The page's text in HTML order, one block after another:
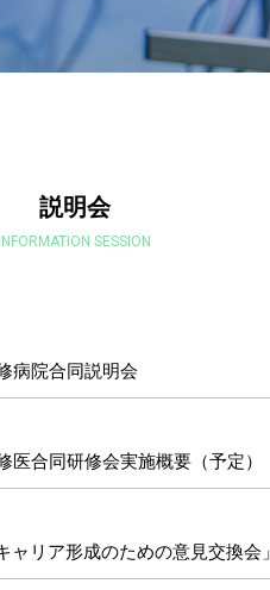
説明会
INFORMATION SESSION
病院合同説明会
医合同研修会実施概要（予定）
ャリア形成のための意見交換会」